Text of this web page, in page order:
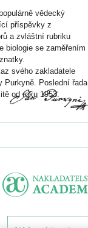
vědecký
příspěvky z
a zvláštní rubriku
biologie se zaměřením
svého zakladatele
Purkyně. Poslední řada
od roku 1953.